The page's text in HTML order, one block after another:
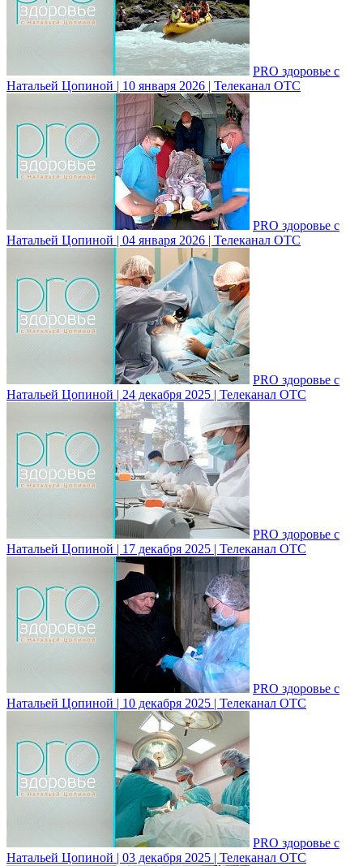
PRO здоровье с
Натальей Цопиной | 10 января 2026 | Телеканал ОТС
PRO здоровье с
Натальей Цопиной | 04 января 2026 | Телеканал ОТС
PRO здоровье с
Натальей Цопиной | 24 декабря 2025 | Телеканал ОТС
PRO здоровье с
Натальей Цопиной | 17 декабря 2025 | Телеканал ОТС
PRO здоровье с
Натальей Цопиной | 10 декабря 2025 | Телеканал ОТС
PRO здоровье с
Натальей Цопиной | 03 декабря 2025 | Телеканал ОТС